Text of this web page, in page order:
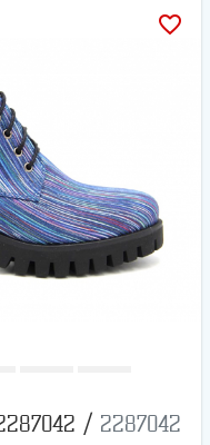
favorite_border
/ 2287042